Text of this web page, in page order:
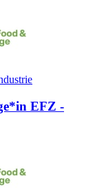
EFZ -